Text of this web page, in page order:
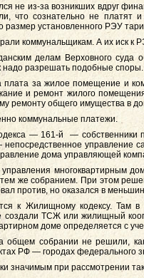
не из-за возникших вдруг
что сознательно не платят
установленного РЭУ
коммунальщикам. А их иск к
делам Верховного
надо разрешать подобные споры.
за жилое помещение и
и ремонт жилого
ремонту общего имущества в
коммунальные платежи.
— 161-й — собственники
управление
дома управляющей
многоквартирным
же собранием. При этом
против, но оказался в
к Жилищному кодексу. Там
создали ТСЖ или жилищный
доме определяется с
общем собрании не решили,
РФ — городах федерального
значимым при рассмотрении